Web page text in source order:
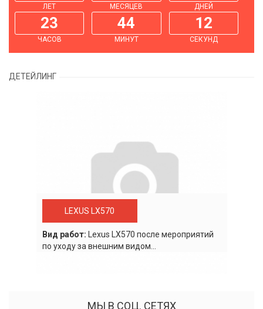
ЛЕТ МЕСЯЦЕВ ДНЕЙ
23
ЧАСОВ
44
МИНУТ
12
СЕКУНД
ДЕТЕЙЛИНГ
LEXUS LX570
Вид работ: Lexus LХ570 после мероприятий
по уходу за внешним видом...
МЫ В СОЦ. СЕТЯХ